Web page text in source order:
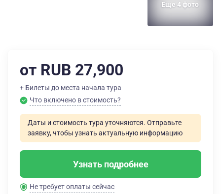
Еще 4 фото
от RUB 27,900
+ Билеты до места начала тура
Что включено в стоимость?
Даты и стоимость тура уточняются. Отправьте
заявку, чтобы узнать актуальную информацию
Узнать подробнее
Не требует оплаты сейчас